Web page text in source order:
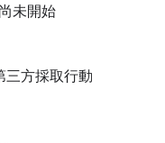
未開始
方採取行動